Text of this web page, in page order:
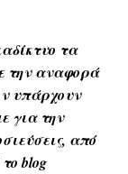
τα
την αναφορά
υπάρχουν
για την
από
blog